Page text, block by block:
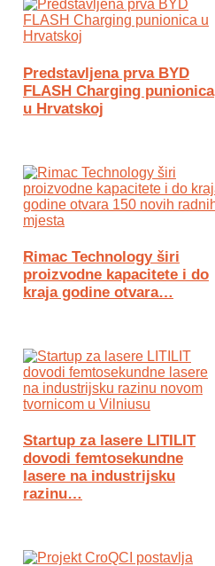
Predstavljena prva BYD
FLASH Charging punionica
u Hrvatskoj
Rimac Technology širi
proizvodne kapacitete i do
kraja godine otvara…
Startup za lasere LITILIT
dovodi femtosekundne
lasere na industrijsku
razinu…